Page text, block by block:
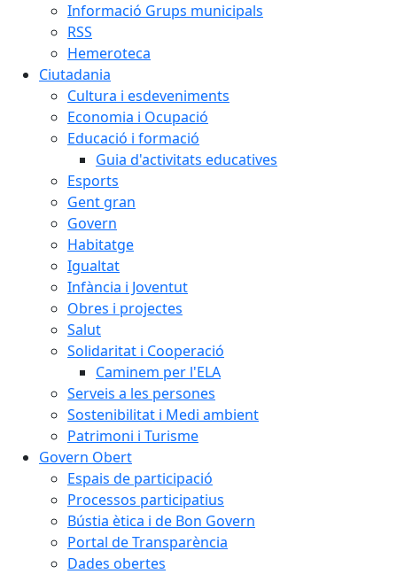
Informació Grups municipals
RSS
Hemeroteca
Ciutadania
Cultura i esdeveniments
Economia i Ocupació
Educació i formació
Guia d'activitats educatives
Esports
Gent gran
Govern
Habitatge
Igualtat
Infància i Joventut
Obres i projectes
Salut
Solidaritat i Cooperació
Caminem per l'ELA
Serveis a les persones
Sostenibilitat i Medi ambient
Patrimoni i Turisme
Govern Obert
Espais de participació
Processos participatius
Bústia ètica i de Bon Govern
Portal de Transparència
Dades obertes